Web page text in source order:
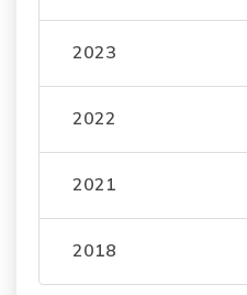
2023
2022
2021
2018